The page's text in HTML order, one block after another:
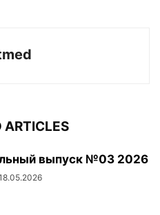
ARTICLES
выпуск №03 2026